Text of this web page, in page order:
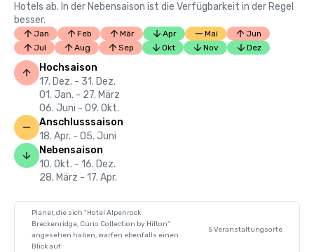
Hotels ab. In der Nebensaison ist die Verfügbarkeit in der Regel
besser.
Jan Feb Mär Apr Mai
Jun
Jul
Aug Sep Okt Nov Dez
Hochsaison
17. Dez. - 31. Dez.
01. Jan. - 27. März
06. Juni - 09. Okt.
Anschlusssaison
18. Apr. - 05. Juni
Nebensaison
10. Okt. - 16. Dez.
28. März - 17. Apr.
Planer, die sich "Hotel Alpenrock
Breckenridge, Curio Collection by Hilton"
angesehen haben, warfen ebenfalls einen
Blick auf
5 Veranstaltungsorte